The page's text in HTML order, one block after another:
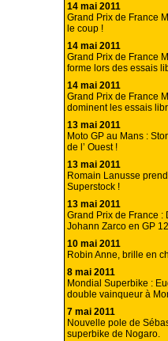
14 mai 2011
Grand Prix de France
le coup !
14 mai 2011
Grand Prix de France
forme lors des essais
14 mai 2011
Grand Prix de France
dominent les essais
13 mai 2011
Moto GP au Mans :
de l’ Ouest !
13 mai 2011
Romain Lanusse
Superstock !
13 mai 2011
Grand Prix de France :
Johann Zarco en GP
10 mai 2011
Robin Anne, brille en
8 mai 2011
Mondial Superbike :
double vainqueur à
7 mai 2011
Nouvelle pole de
superbike de Nogaro.